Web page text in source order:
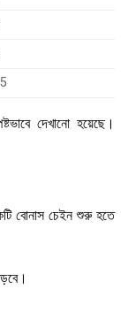
দেখানো হয়েছে।
বোনাস চেইন শুরু হতে